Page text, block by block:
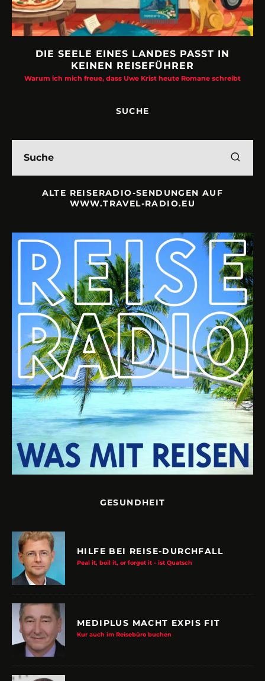
DIE SEELE EINES LANDES PASST IN
KEINEN REISEFÜHRER
Warum ich mich freue, dass Uwe Krist heute Romane schreibt
SUCHE
ALTE REISERADIO-SENDUNGEN AUF
WWW.TRAVEL-RADIO.EU
GESUNDHEIT
HILFE BEI REISE-DURCHFALL
Peal it, boil it, or forget it - ist Quatsch
MEDIPLUS MACHT EXPIS FIT
Kur auch im Reisebüro buchen